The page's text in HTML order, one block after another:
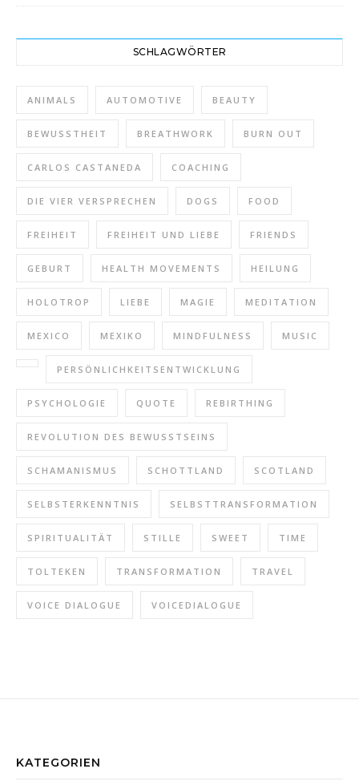
SCHLAGWÖRTER
ANIMALS AUTOMOTIVE BEAUTY
BEWUSSTHEIT BREATHWORK BURN OUT
CARLOS CASTANEDA COACHING
DIE VIER VERSPRECHEN DOGS FOOD
FREIHEIT FREIHEIT UND LIEBE FRIENDS
GEBURT HEALTH MOVEMENTS HEILUNG
HOLOTROP LIEBE MAGIE MEDITATION
MEXICO MEXIKO MINDFULNESS MUSIC
PERSÖNLICHKEITSENTWICKLUNG
PSYCHOLOGIE QUOTE REBIRTHING
REVOLUTION DES BEWUSSTSEINS
SCHAMANISMUS SCHOTTLAND SCOTLAND
SELBSTERKENNTNIS SELBSTTRANSFORMATION
SPIRITUALITÄT STILLE SWEET TIME
TOLTEKEN TRANSFORMATION TRAVEL
VOICE DIALOGUE VOICEDIALOGUE
KATEGORIEN